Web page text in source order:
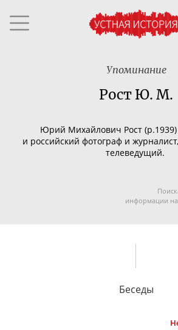
Упоминание
Рост Ю. М.
Юрий Михайлович Рост(р.1939)
и российский фотограф и
телеведущий.
информации
Беседы